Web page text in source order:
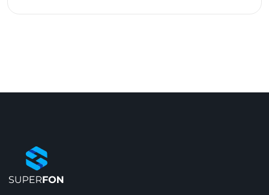
Naziv i vrsta robe:
Mison
EAN:
6942103168178